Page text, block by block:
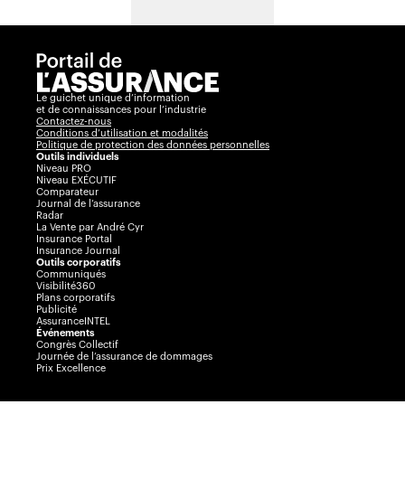
Le guichet unique d’information
et de connaissances pour l’industrie
Contactez-nous
Conditions d’utilisation et modalités
Politique de protection des données personnelles
Outils individuels
Niveau PRO
Niveau EXÉCUTIF
Comparateur
Journal de l’assurance
Radar
La Vente par André Cyr
Insurance Portal
Insurance Journal
Outils corporatifs
Communiqués
Visibilité360
Plans corporatifs
Publicité
AssuranceINTEL
Événements
Congrès Collectif
Journée de l’assurance de dommages
Prix Excellence